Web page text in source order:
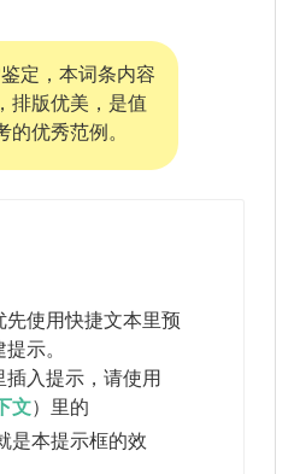
定，本词条内容
排版优美，是值
的优秀范例。
先使用快捷文本里预
示。
入提示，请使用
文）里的
是本提示框的效